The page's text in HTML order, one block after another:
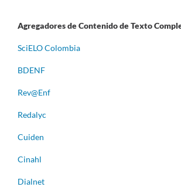
Agregadores de Contenido de Texto
SciELO Colombia
BDENF
Rev@Enf
Redalyc
Cuiden
Cinahl
Dialnet